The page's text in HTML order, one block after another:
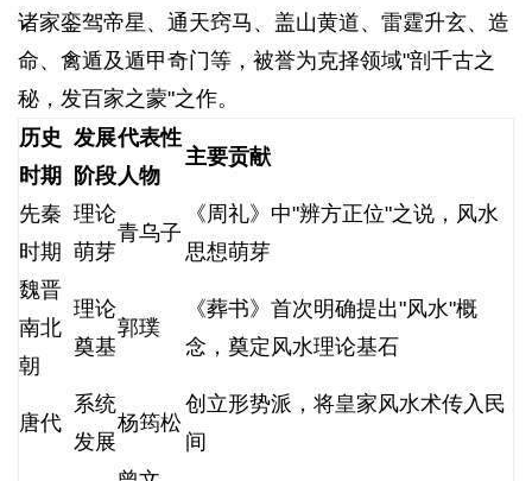
诸家銮驾帝星、通天窍马、盖山黄道、雷霆升玄、造
命、禽遁及遁甲奇门等，被誉为克择领域"剖千古之
秘，发百家之蒙"之作。
历史
时期
发展
阶段
代表性
人物
主要贡献
先秦
时期
理论
萌芽
青乌子
《周礼》中"辨方正位"之说，风水
思想萌芽
魏晋
南北
朝
理论
奠基
郭璞
《葬书》首次明确提出"风水"概
念，奠定风水理论基石
唐代
系统
发展
杨筠松
创立形势派，将皇家风水术传入民
间